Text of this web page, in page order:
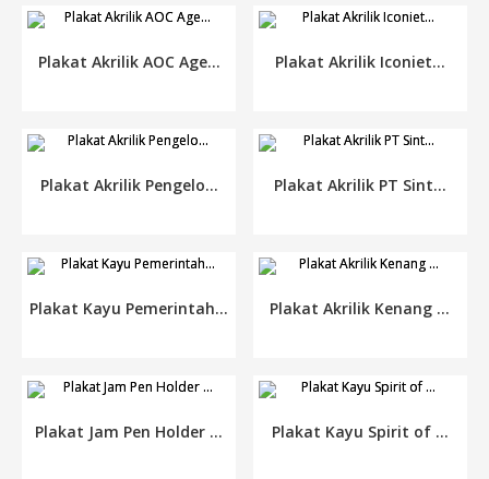
Plakat Akrilik AOC Age... Plakat Akrilik Iconiet...
Plakat Akrilik Pengelo... Plakat Akrilik PT Sint...
Plakat Kayu Pemerintah... Plakat Akrilik Kenang ...
Plakat Jam Pen Holder ... Plakat Kayu Spirit of ...